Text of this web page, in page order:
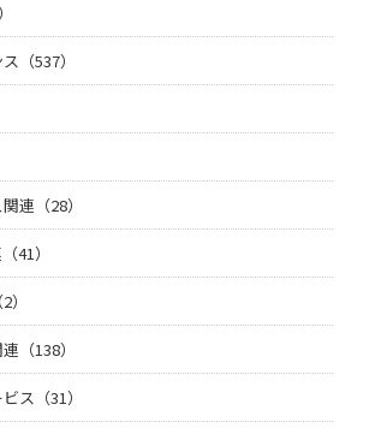
（537）
連（28）
41）
（138）
ス（31）